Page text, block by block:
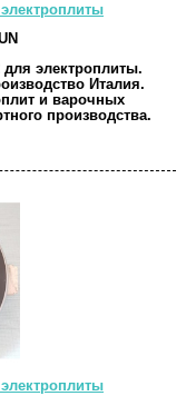
для электроплиты.
Италия.
и варочных
производства.